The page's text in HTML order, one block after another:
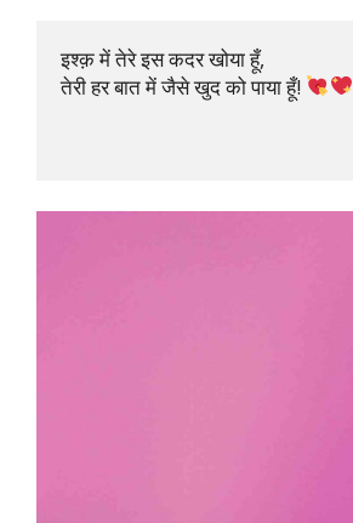
इश्क़ में तेरे इस कदर खोया हूँ,
तेरी हर बात में जैसे खुद को पाया हूँ!